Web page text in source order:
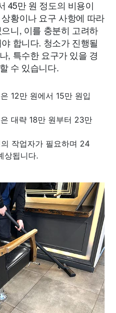
45만 원 정도의 비용이
황이나 요구 사항에 따라
니, 이를 충분히 고려하
합니다. 청소가 진행될
, 특수한 요구가 있을 경
수 있습니다.
12만 원에서 15만 원입
대략 18만 원부터 23만
작업자가 필요하며 24
상됩니다.